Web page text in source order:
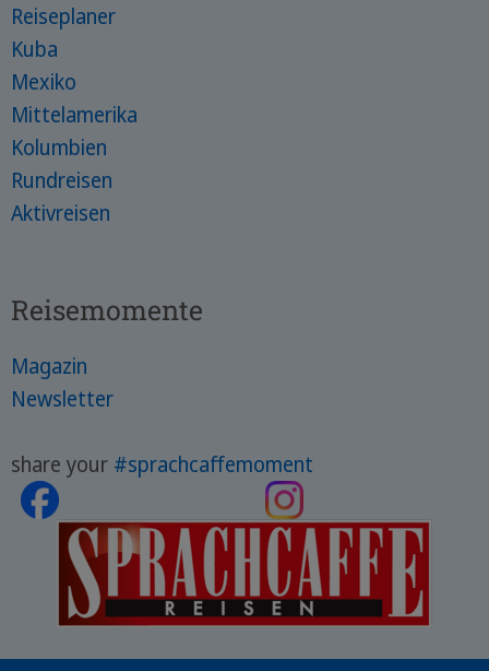
Reiseplaner
Kuba
Mexiko
Mittelamerika
Kolumbien
Rundreisen
Aktivreisen
Reisemomente
Magazin
Newsletter
share your #sprachcaffemoment